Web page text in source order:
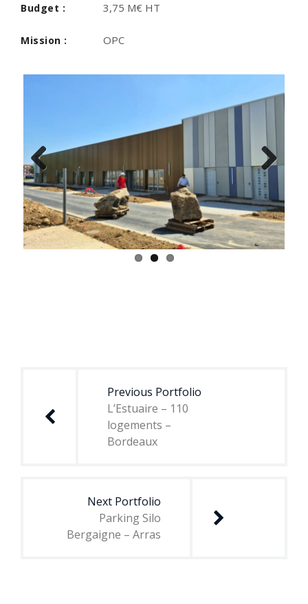
Budget : 3,75 M€ HT
Mission : OPC
Previous Next
l’article
Previous Portfolio
L’Estuaire – 110
logements –
Bordeaux
Next Portfolio
Parking Silo
Bergaigne – Arras